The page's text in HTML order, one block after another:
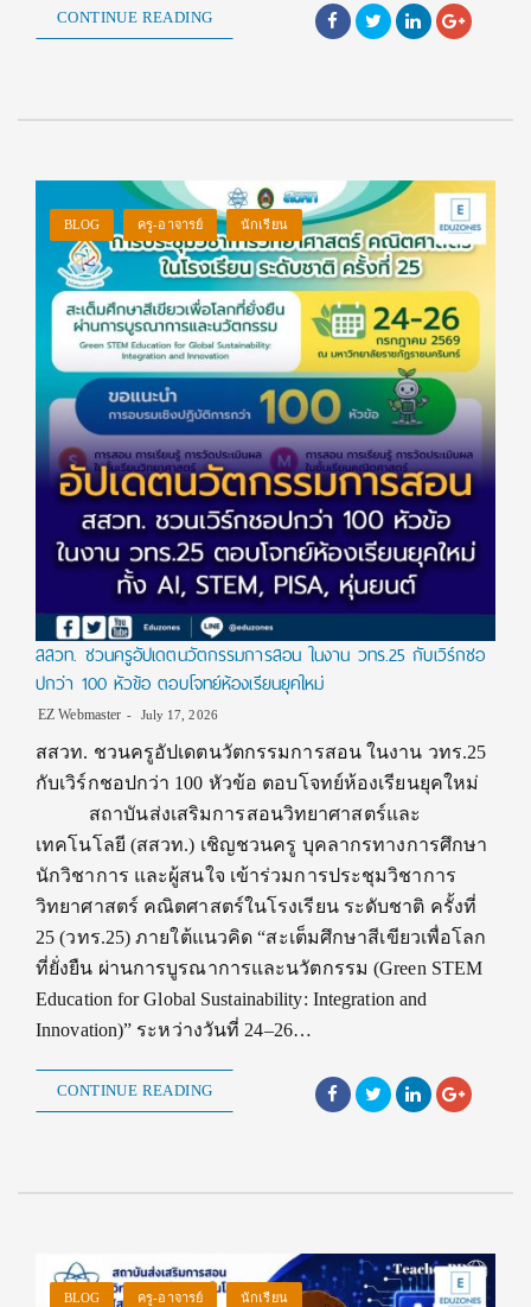
CONTINUE READING
BLOG ครู-อาจารย์ นักเรียน
สสวท. ชวนครูอัปเดตนวัตกรรมการสอน ในงาน วทร.25 กับเวิร์กชอ
ปกว่า 100 หัวข้อ ตอบโจทย์ห้องเรียนยุคใหม่
EZ Webmaster July 17, 2026
สสวท. ชวนครูอัปเดตนวัตกรรมการสอน ในงาน วทร.25
กับเวิร์กชอปกว่า 100 หัวข้อ ตอบโจทย์ห้องเรียนยุคใหม่
สถาบันส่งเสริมการสอนวิทยาศาสตร์และ
เทคโนโลยี (สสวท.) เชิญชวนครู บุคลากรทางการศึกษา
นักวิชาการ และผู้สนใจ เข้าร่วมการประชุมวิชาการ
วิทยาศาสตร์ คณิตศาสตร์ในโรงเรียน ระดับชาติ ครั้งที่
25 (วทร.25) ภายใต้แนวคิด “สะเต็มศึกษาสีเขียวเพื่อโลก
ที่ยั่งยืน ผ่านการบูรณาการและนวัตกรรม (Green STEM
Education for Global Sustainability: Integration and
Innovation)” ระหว่างวันที่ 24–26…
CONTINUE READING
BLOG ครู-อาจารย์ นักเรียน